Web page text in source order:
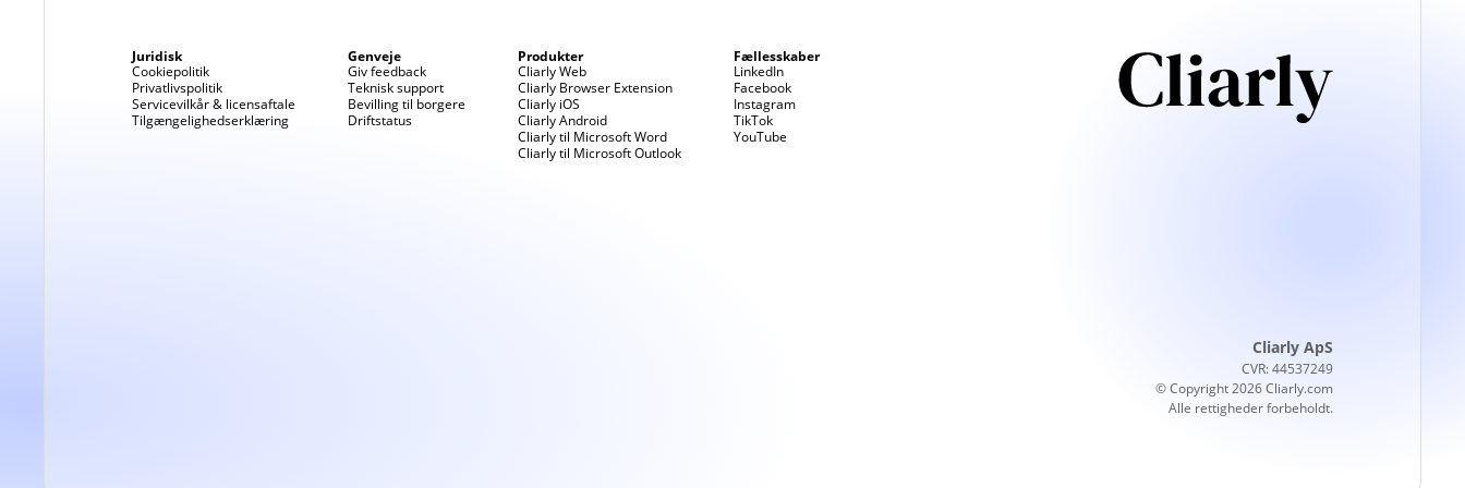
(Bruger du Edge, går du i stedet til menuen med udvidelser og vælger "Tastaturgenveje" i
Juridisk
Cookiepolitik
Privatlivspolitik
Servicevilkår & licensaftale
Tilgængelighedserklæring
Genveje
Giv feedback
Teknisk support
Bevilling til borgere
Driftstatus
Produkter
Cliarly Web
Cliarly Browser Extension
Cliarly iOS
Cliarly Android
Cliarly til Microsoft Word
Cliarly til Microsoft Outlook
Fællesskaber
LinkedIn
Facebook
Instagram
TikTok
YouTube
Cliarly ApS
CVR: 44537249
© Copyright 2026 Cliarly.com
Alle rettigheder forbeholdt.